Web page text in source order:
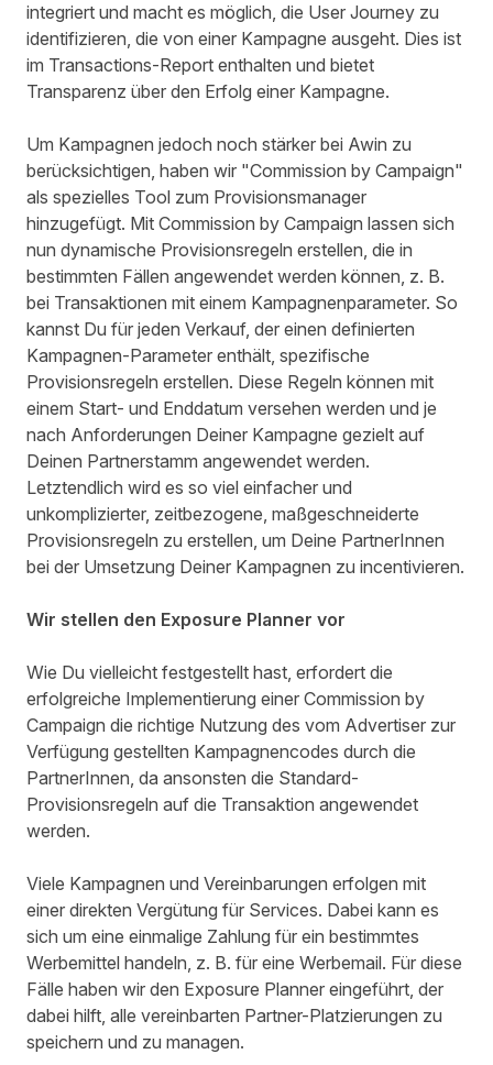
integriert und macht es möglich, die User Journey zu
identifizieren, die von einer Kampagne ausgeht. Dies ist
im Transactions-Report enthalten und bietet
Transparenz über den Erfolg einer Kampagne.
Um Kampagnen jedoch noch stärker bei Awin zu
berücksichtigen, haben wir "Commission by Campaign"
als spezielles Tool zum Provisionsmanager
hinzugefügt. Mit Commission by Campaign lassen sich
nun dynamische Provisionsregeln erstellen, die in
bestimmten Fällen angewendet werden können, z. B.
bei Transaktionen mit einem Kampagnenparameter. So
kannst Du für jeden Verkauf, der einen definierten
Kampagnen-Parameter enthält, spezifische
Provisionsregeln erstellen. Diese Regeln können mit
einem Start- und Enddatum versehen werden und je
nach Anforderungen Deiner Kampagne gezielt auf
Deinen Partnerstamm angewendet werden.
Letztendlich wird es so viel einfacher und
unkomplizierter, zeitbezogene, maßgeschneiderte
Provisionsregeln zu erstellen, um Deine PartnerInnen
bei der Umsetzung Deiner Kampagnen zu incentivieren.
Wir stellen den Exposure Planner vor
Wie Du vielleicht festgestellt hast, erfordert die
erfolgreiche Implementierung einer Commission by
Campaign die richtige Nutzung des vom Advertiser zur
Verfügung gestellten Kampagnencodes durch die
PartnerInnen, da ansonsten die Standard-
Provisionsregeln auf die Transaktion angewendet
werden.
Viele Kampagnen und Vereinbarungen erfolgen mit
einer direkten Vergütung für Services. Dabei kann es
sich um eine einmalige Zahlung für ein bestimmtes
Werbemittel handeln, z. B. für eine Werbemail. Für diese
Fälle haben wir den Exposure Planner eingeführt, der
dabei hilft, alle vereinbarten Partner-Platzierungen zu
speichern und zu managen.